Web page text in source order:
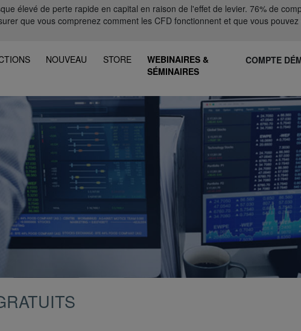
élevé de perte rapide en capital en raison de l'effet de levier. 76% de
que vous comprenez comment les CFD fonctionnent et que vous
NOUVEAU STORE
WEBINAIRES &
SÉMINAIRES
COMPTE